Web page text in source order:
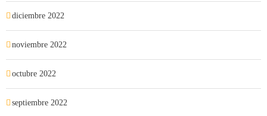
diciembre 2022
noviembre 2022
octubre 2022
septiembre 2022